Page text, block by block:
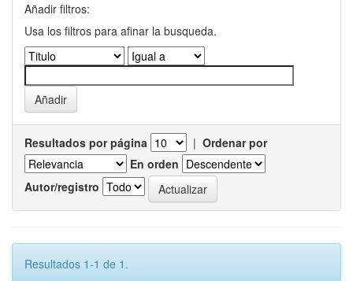
Añadir filtros:
Usa los filtros para afinar la busqueda.
Resultados por página | Ordenar por
En orden
Autor/registro
Resultados 1-1 de 1.